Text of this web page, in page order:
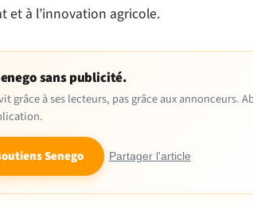
et à l’innovation agricole.
sans publicité.
grâce à ses lecteurs, pas grâce aux
Senego Partager l'article